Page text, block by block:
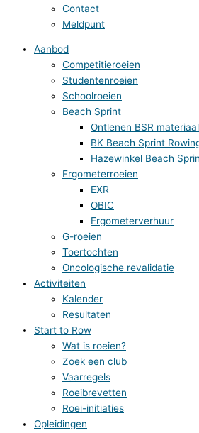
Contact
Meldpunt
Aanbod
Competitieroeien
Studentenroeien
Schoolroeien
Beach Sprint
Ontlenen BSR
BK Beach Sprint
Hazewinkel Beach
Ergometerroeien
EXR
OBIC
Ergometerverhuur
G-roeien
Toertochten
Oncologische revalidatie
Activiteiten
Kalender
Resultaten
Start to Row
Wat is roeien?
Zoek een club
Vaarregels
Roeibrevetten
Roei-initiaties
Opleidingen